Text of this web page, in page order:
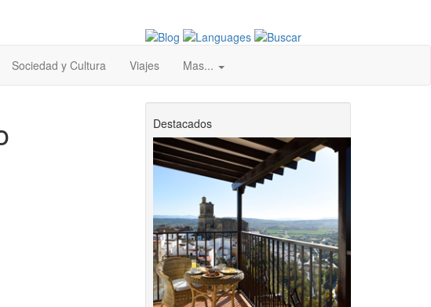
Sociedad y Cultura Viajes Mas...
Destacados